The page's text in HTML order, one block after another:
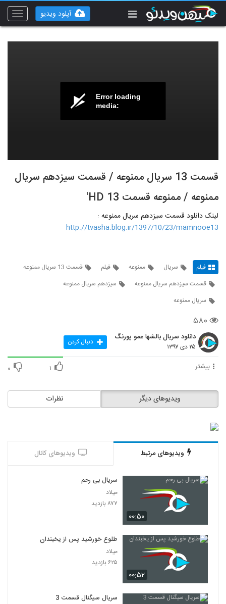
Toggle
آپلود ویدیو
Error loading
media:
قسمت 13 سریال ممنوعه / قسمت سیزدهم سریال
ممنوعه / ممنوعه قسمت 13 HD'
لینک دانلود قسمت سیزدهم سریال ممنوعه :
http://tvasha.blog.ir/1397/10/23/mamnooe13
فیلم سریال ممنوعه فیلم
قسمت 13 سریال ممنوعه
قسمت سیزدهم سریال ممنوعه
سیزدهم سریال ممنوعه
سریال ممنوعه
۵۸۰
دانلود سریال بالشها عمو پورنگ
۲۵ دی ۱۳۹۷ دنبال کردن
بیشتر ۱ ۰
نظرات ویدیوهای دیگر
ویدیوهای مرتبط ویدیوهای کانال
۰۰:۵۰
سریال بی رحم
میلاد
۸۷۷ بازدید
۰۰:۵۲
طلوع خورشید پس از یخبندان
میلاد
۶۲۵ بازدید
سریال سیگنال قسمت 3